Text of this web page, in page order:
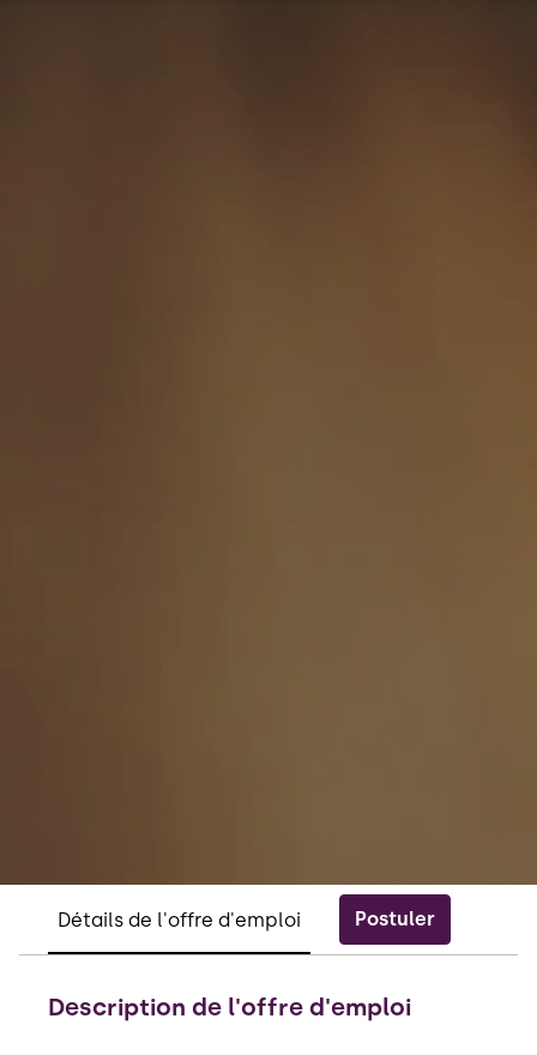
Détails de l'offre d'emploi Postuler
Description de l'offre d'emploi